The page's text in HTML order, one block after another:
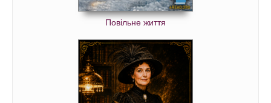
Повільне життя